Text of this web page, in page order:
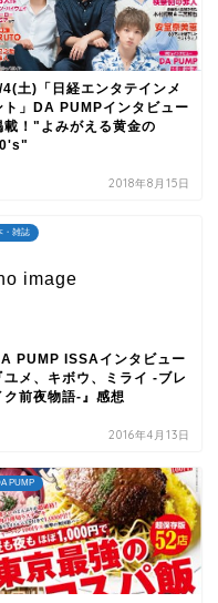
土)「日経エンタテインメ
ト」DA PUMPインタビュー
載！"よみがえる黄金の
2018年8月15日
・雑誌
PUMP ISSAインタビュー
ユメ、キボウ、ミライ ‐ブレ
ク前夜物語‐』感想
2016年4月13日
PUMP